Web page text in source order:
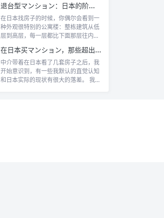
退台型マンション：日本的阶梯式露台公寓是什么
在日本找房子的时候，你偶尔会看到一
种外观很特别的公寓楼：整栋建筑从低
层到高层，每一层都比下面那层往内缩
在日本买マンション，那些超出认知的所有权规则
中介带着在日本看了几套房子之后，我
开始意识到，有一些我默认的直觉认知
和日本实际的现状有很大的落差。 我自